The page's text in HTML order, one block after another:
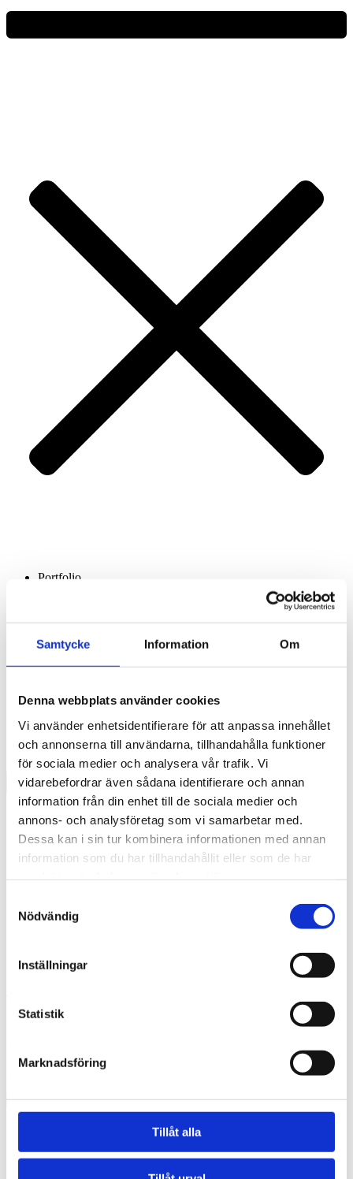
Samtycke Information Om
Denna webbplats använder cookies
Vi använder enhetsidentifierare för att anpassa innehållet
och annonserna till användarna, tillhandahålla funktioner
för sociala medier och analysera vår trafik. Vi
vidarebefordrar även sådana identifierare och annan
information från din enhet till de sociala medier och
annons- och analysföretag som vi samarbetar med.
Dessa kan i sin tur kombinera informationen med annan
information som du har tillhandahållit eller som de har
Nödvändig
Inställningar
Statistik
Marknadsföring
Tillåt alla
Portfolio
Contact
Search
Amaranten 2016. Photo: Per Ranung
Footer